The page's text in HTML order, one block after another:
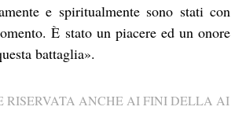
e spiritualmente sono stati con
È stato un piacere ed un onore
battaglia».
RISERVATA ANCHE AI FINI DELLA AI